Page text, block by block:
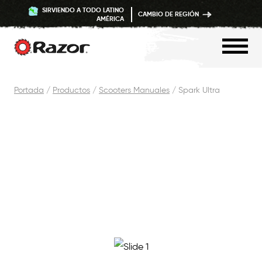
Contenido
SIRVIENDO A TODO LATINO
AMÉRICA
CAMBIO DE REGIÓN
Portada / Productos / Scooters Manuales / Spark Ultra